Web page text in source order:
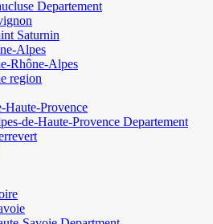
Departement
Saturnin
Alpes
Rhône-Alpes
region
Haute-Provence
de-Haute-Provence Departement